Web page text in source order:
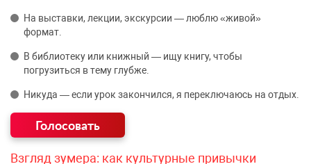
На выставки, лекции, экскурсии — люблю «живой»
формат.
В библиотеку или книжный — ищу книгу, чтобы
погрузиться в тему глубже.
Никуда — если урок закончился, я переключаюсь на отдых.
Взгляд зумера: как культурные привычки